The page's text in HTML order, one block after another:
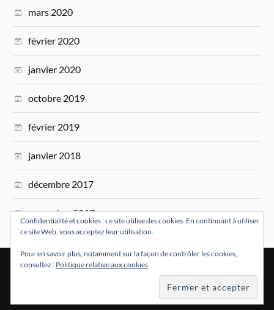
mars 2020
février 2020
janvier 2020
octobre 2019
février 2019
janvier 2018
décembre 2017
novembre 2017
WORDPRESS & THÈME PAR
ANDERS NORÉN
Confidentialité et cookies : ce site utilise des cookies. En continuant à utiliser
ce site Web, vous acceptez leur utilisation.
Pour en savoir plus, notamment sur la façon de contrôler les cookies,
consultez : Politique relative aux cookies